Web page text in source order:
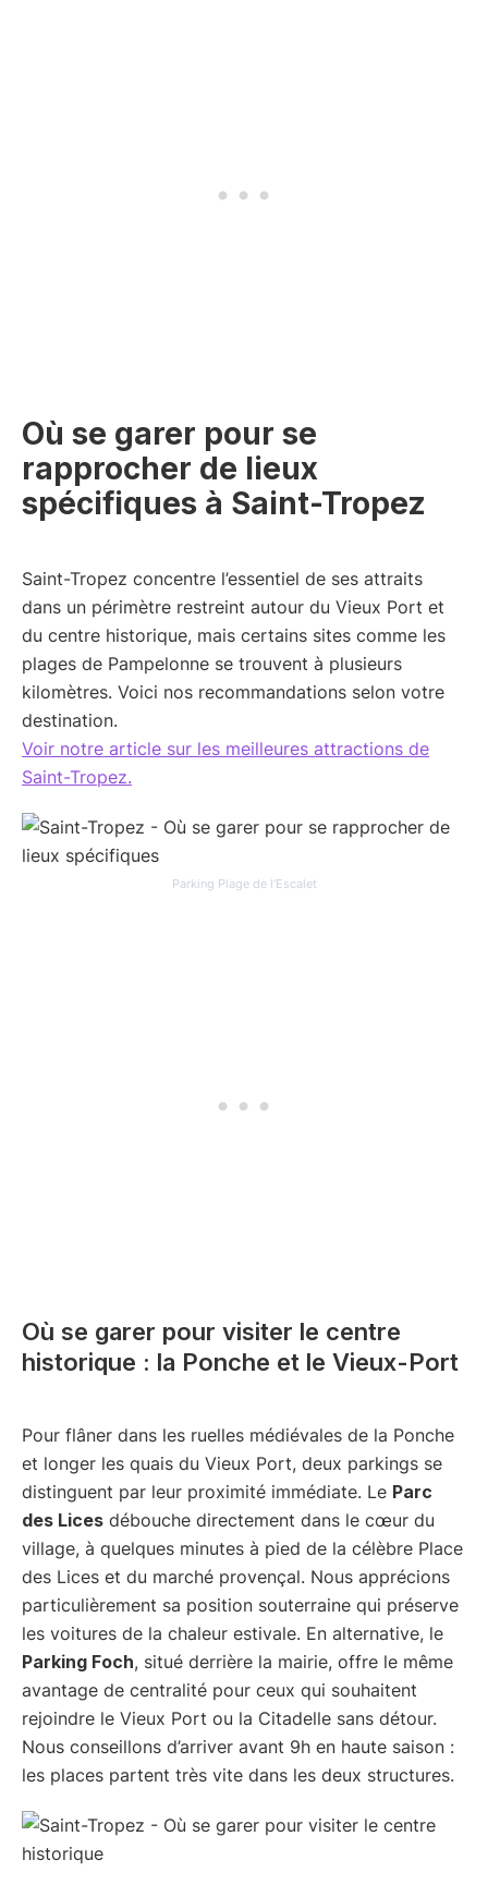
Où se garer pour se
rapprocher de lieux
spécifiques à Saint-Tropez
Saint-Tropez concentre l’essentiel de ses attraits
dans un périmètre restreint autour du Vieux Port et
du centre historique, mais certains sites comme les
plages de Pampelonne se trouvent à plusieurs
kilomètres. Voici nos recommandations selon votre
destination.
Voir notre article sur les meilleures attractions de
Saint-Tropez.
Parking Plage de l’Escalet
Où se garer pour visiter le centre
historique : la Ponche et le Vieux-Port
Pour flâner dans les ruelles médiévales de la Ponche
et longer les quais du Vieux Port, deux parkings se
distinguent par leur proximité immédiate. Le Parc
des Lices débouche directement dans le cœur du
village, à quelques minutes à pied de la célèbre Place
des Lices et du marché provençal. Nous apprécions
particulièrement sa position souterraine qui préserve
les voitures de la chaleur estivale. En alternative, le
Parking Foch, situé derrière la mairie, offre le même
avantage de centralité pour ceux qui souhaitent
rejoindre le Vieux Port ou la Citadelle sans détour.
Nous conseillons d’arriver avant 9h en haute saison :
les places partent très vite dans les deux structures.